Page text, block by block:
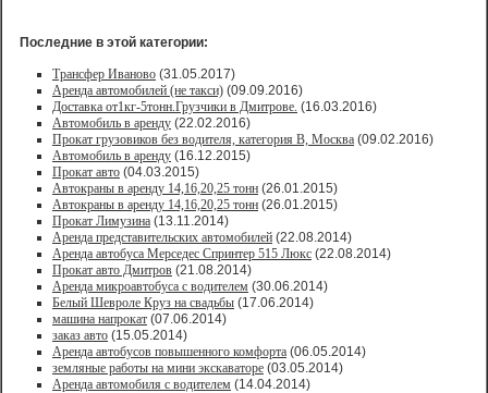
Последние в этой категории:
Трансфер Иваново (31.05.2017)
Аренда автомобилей (не такси) (09.09.2016)
Доставка от1кг-5тонн.Грузчики в Дмитрове. (16.03.2016)
Автомобиль в аренду (22.02.2016)
Прокат грузовиков без водителя, категория В, Москва (09.02.2016)
Автомобиль в аренду (16.12.2015)
Прокат авто (04.03.2015)
Автокраны в аренду 14,16,20,25 тонн (26.01.2015)
Автокраны в аренду 14,16,20,25 тонн (26.01.2015)
Прокат Лимузина (13.11.2014)
Аренда представительских автомобилей (22.08.2014)
Аренда автобуса Мерседес Спринтер 515 Люкс (22.08.2014)
Прокат авто Дмитров (21.08.2014)
Аренда микроавтобуса с водителем (30.06.2014)
Белый Шевроле Круз на свадьбы (17.06.2014)
машина напрокат (07.06.2014)
заказ авто (15.05.2014)
Аренда автобусов повышенного комфорта (06.05.2014)
земляные работы на мини экскаваторе (03.05.2014)
Аренда автомобиля с водителем (14.04.2014)